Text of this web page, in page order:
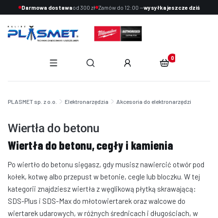
Darmowa dostawaod 300 zł Zamów do 12:00 —wysyłka jeszcze dziś
Otwórz wyszukiwarkę
Produkty w
PLASMET sp. z o.o. Elektronarzędzia Akcesoria do elektronarzędzi
Wiertła do betonu
Wiertła do betonu, cegły i kamienia
Po wiertło do betonu sięgasz, gdy musisz nawiercić otwór pod
kołek, kotwę albo przepust w betonie, cegle lub bloczku. W tej
kategorii znajdziesz wiertła z węglikową płytką skrawającą:
SDS-Plus i SDS-Max do młotowiertarek oraz walcowe do
wiertarek udarowych, w różnych średnicach i długościach, w